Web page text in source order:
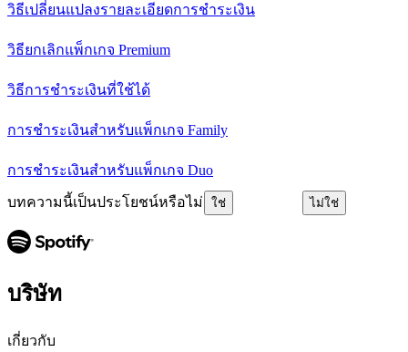
วิธีเปลี่ยนแปลงรายละเอียดการชำระเงิน
วิธียกเลิกแพ็กเกจ Premium
วิธีการชำระเงินที่ใช้ได้
การชำระเงินสำหรับแพ็กเกจ Family
การชำระเงินสำหรับแพ็กเกจ Duo
บทความนี้เป็นประโยชน์หรือไม่ ใช่ ไม่ใช่
บริษัท
เกี่ยวกับ